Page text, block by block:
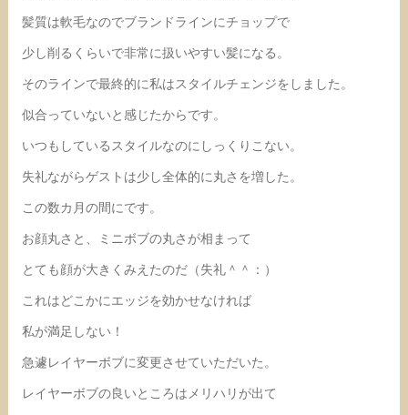
髪質は軟毛なのでブランドラインにチョップで
少し削るくらいで非常に扱いやすい髪になる。
そのラインで最終的に私はスタイルチェンジをしました。
似合っていないと感じたからです。
いつもしているスタイルなのにしっくりこない。
失礼ながらゲストは少し全体的に丸さを増した。
この数カ月の間にです。
お顔丸さと、ミニボブの丸さが相まって
とても顔が大きくみえたのだ（失礼＾＾：）
これはどこかにエッジを効かせなければ
私が満足しない！
急遽レイヤーボブに変更させていただいた。
レイヤーボブの良いところはメリハリが出て